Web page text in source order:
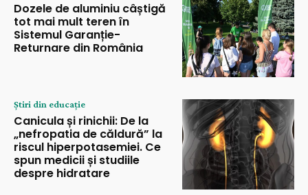
Dozele de aluminiu câștigă
tot mai mult teren în
Sistemul Garanție-
Returnare din România
Știri din educație
Canicula și rinichii: De la
„nefropatia de căldură” la
riscul hiperpotasemiei. Ce
spun medicii și studiile
despre hidratare